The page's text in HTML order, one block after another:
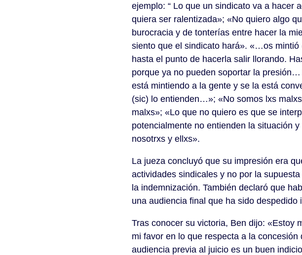
ejemplo: “ Lo que un sindicato va a
quiera ser ralentizada»; «No quiero algo
burocracia y de tonterías entre hacer la
siento que el sindicato hará». «…os
hasta el punto de hacerla salir llorando.
porque ya no pueden soportar la
está mintiendo a la gente y se la está
(sic) lo entienden…»; «No somos lxs
malxs»; «Lo que no quiero es que se
potencialmente no entienden la situación
nosotrxs y ellxs».
La jueza concluyó que su impresión era
actividades sindicales y no por la
la indemnización. También declaró que
una audiencia final que ha sido
Tras conocer su victoria, Ben dijo: «Estoy
mi favor en lo que respecta a la
audiencia previa al juicio es un buen